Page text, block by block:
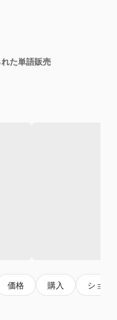
た単語販売
価格 購入 ショッ